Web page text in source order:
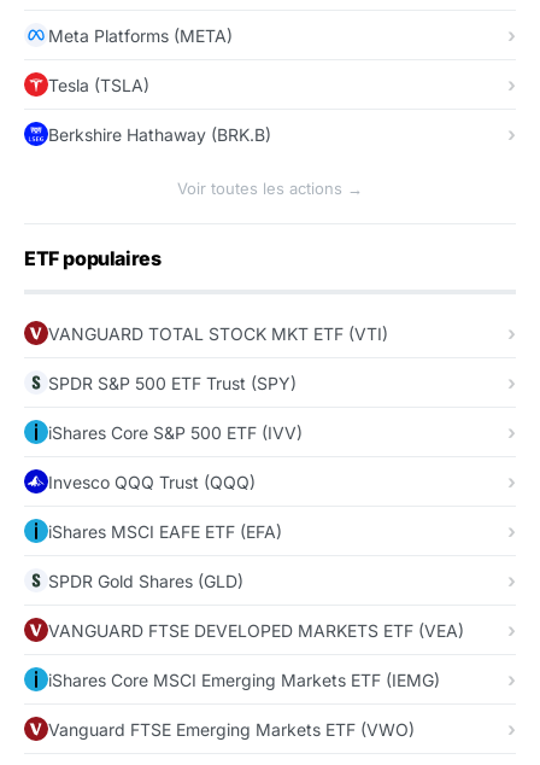
Meta Platforms (META)
Tesla (TSLA)
Berkshire Hathaway (BRK.B)
Voir toutes les actions →
ETF populaires
VANGUARD TOTAL STOCK MKT ETF (VTI)
SPDR S&P 500 ETF Trust (SPY)
iShares Core S&P 500 ETF (IVV)
Invesco QQQ Trust (QQQ)
iShares MSCI EAFE ETF (EFA)
SPDR Gold Shares (GLD)
VANGUARD FTSE DEVELOPED MARKETS ETF (VEA)
iShares Core MSCI Emerging Markets ETF (IEMG)
Vanguard FTSE Emerging Markets ETF (VWO)